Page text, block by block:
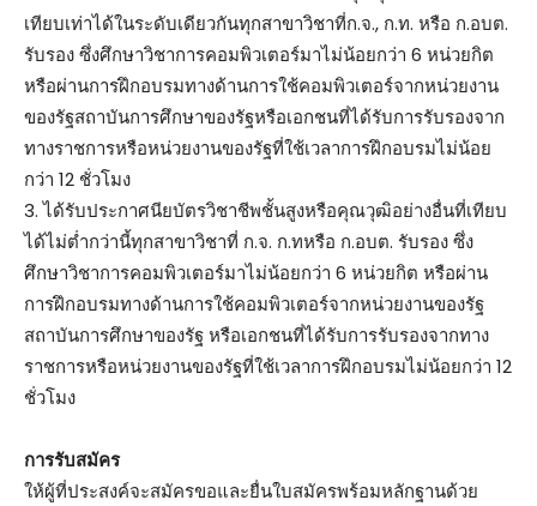
เทียบเท่าได้ในระดับเดียวกันทุกสาขาวิชาที่ก.จ., ก.ท. หรือ ก.อบต.
รับรอง ซึ่งศึกษาวิชาการคอมพิวเตอร์มาไม่น้อยกว่า 6 หน่วยกิต
หรือผ่านการฝึกอบรมทางด้านการใช้คอมพิวเตอร์จากหน่วยงาน
ของรัฐสถาบันการศึกษาของรัฐหรือเอกชนที่ได้รับการรับรองจาก
ทางราชการหรือหน่วยงานของรัฐที่ใช้เวลาการฝึกอบรมไม่น้อย
กว่า 12 ชั่วโมง
3. ได้รับประกาศนียบัตรวิชาชีพชั้นสูงหรือคุณวุฒิอย่างอื่นที่เทียบ
ได้ไม่ต่ำกว่านี้ทุกสาขาวิชาที่ ก.จ. ก.ทหรือ ก.อบต. รับรอง ซึ่ง
ศึกษาวิชาการคอมพิวเตอร์มาไม่น้อยกว่า 6 หน่วยกิต หรือผ่าน
การฝึกอบรมทางด้านการใช้คอมพิวเตอร์จากหน่วยงานของรัฐ
สถาบันการศึกษาของรัฐ หรือเอกชนที่ได้รับการรับรองจากทาง
ราชการหรือหน่วยงานของรัฐที่ใช้เวลาการฝึกอบรมไม่น้อยกว่า 12
ชั่วโมง
การรับสมัคร
ให้ผู้ที่ประสงค์จะสมัครขอและยื่นใบสมัครพร้อมหลักฐานด้วย